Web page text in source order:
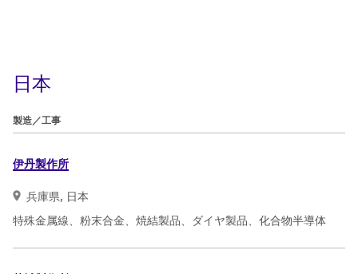
日本
製造／工事
伊丹製作所
兵庫県, 日本
特殊金属線、粉末合金、焼結製品、ダイヤ製品、化合物半導体